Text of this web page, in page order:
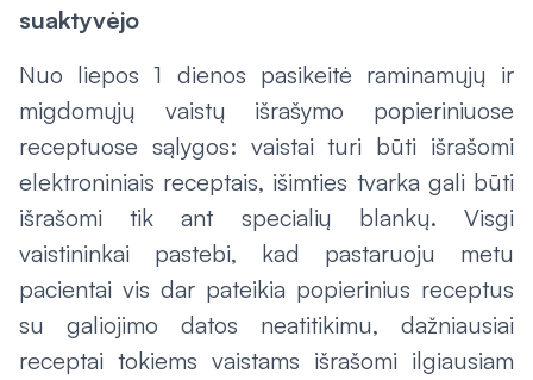
suaktyvėjo
Nuo liepos 1 dienos pasikeitė raminamųjų ir
migdomųjų vaistų išrašymo popieriniuose
receptuose sąlygos: vaistai turi būti išrašomi
elektroniniais receptais, išimties tvarka gali būti
išrašomi tik ant specialių blankų. Visgi
vaistininkai pastebi, kad pastaruoju metu
pacientai vis dar pateikia popierinius receptus
su galiojimo datos neatitikimu, dažniausiai
receptai tokiems vaistams išrašomi ilgiausiam